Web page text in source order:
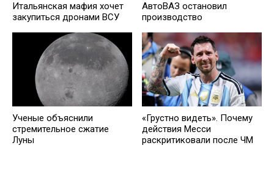
Итальянская мафия хочет
закупиться дронами ВСУ
АвтоВАЗ остановил
производство
Ученые объяснили
стремительное сжатие
Луны
«Грустно видеть». Почему
действия Месси
раскритиковали после ЧМ